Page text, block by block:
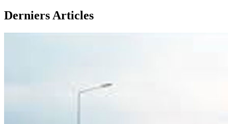
Derniers Articles